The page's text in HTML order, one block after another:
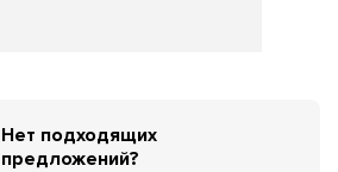
Нет подходящих
предложений?